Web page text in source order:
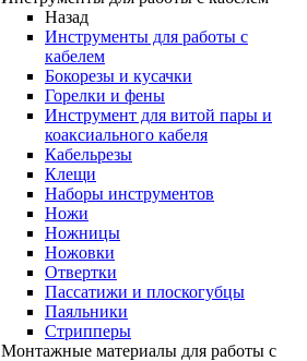
Назад
Инструменты для работы с
кабелем
Бокорезы и кусачки
Горелки и фены
Инструмент для витой пары и
коаксиального кабеля
Кабельрезы
Клещи
Наборы инструментов
Ножи
Ножницы
Ножовки
Отвертки
Пассатижи и плоскогубцы
Паяльники
Стрипперы
Монтажные материалы для работы с